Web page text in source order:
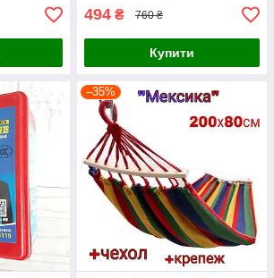
494 ₴ 760 ₴
Купити
–35%